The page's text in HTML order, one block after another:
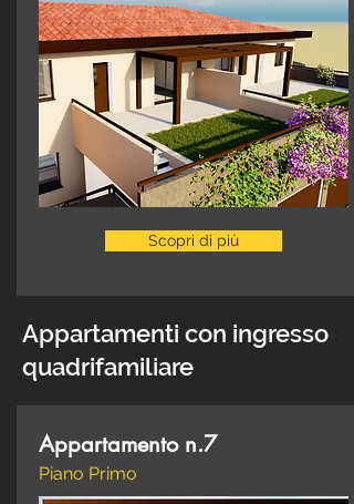
Scopri di più
Appartamenti con ingresso
quadrifamiliare
Appartamento n.7
Piano Primo